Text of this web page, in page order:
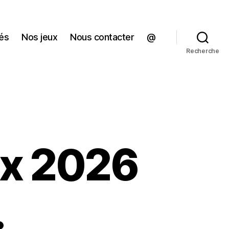
Nos jeux Nous contacter @
Recherche
2026